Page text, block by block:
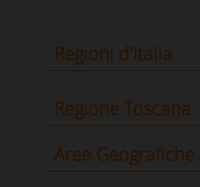
Regioni d'Italia
Regione Toscana
Aree Geografiche